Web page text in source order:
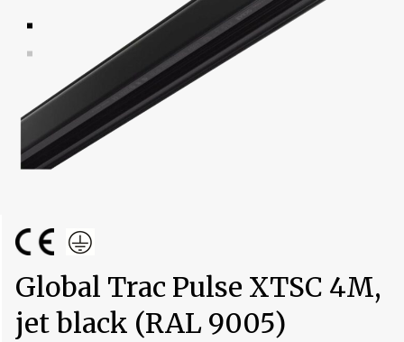
Global Trac Pulse XTSC 4M,
jet black (RAL 9005)